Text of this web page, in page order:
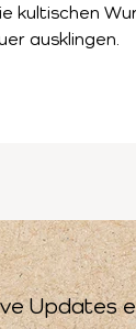
kultischen
ausklingen.
Updates